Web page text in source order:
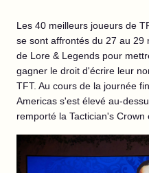
Les 40 meilleurs joueurs de
se sont affrontés du 27 au 29
de Lore & Legends pour
gagner le droit d'écrire leur
TFT. Au cours de la journée
Americas s'est élevé au-
remporté la Tactician's Crown